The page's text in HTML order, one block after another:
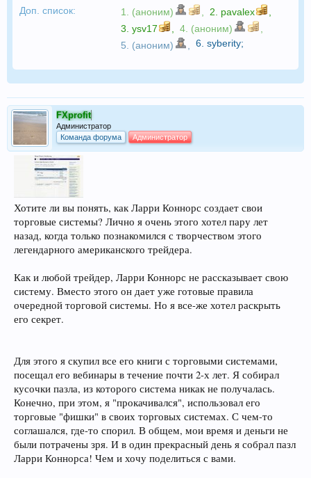
Доп. список:
1. (аноним) 2. pavalex
3. ysv17 4. (аноним)
5. (аноним)
6. syberity;
FXprofit
Администратор
Команда форума
Администратор
Хотите ли вы понять, как Ларри Коннорс создает свои
торговые системы? Лично я очень этого хотел пару лет
назад, когда только познакомился с творчеством этого
легендарного американского трейдера.
Как и любой трейдер, Ларри Коннорс не рассказывает свою
систему. Вместо этого он дает уже готовые правила
очередной торговой системы. Но я все-же хотел раскрыть
его секрет.
Для этого я скупил все его книги с торговыми системами,
посещал его вебинары в течение почти 2-х лет. Я собирал
кусочки пазла, из которого система никак не получалась.
Конечно, при этом, я "прокачивался", использовал его
торговые "фишки" в своих торговых системах. С чем-то
соглашался, где-то спорил. В общем, мои время и деньги не
были потрачены зря. И в один прекрасный день я собрал пазл
Ларри Коннорса! Чем и хочу поделиться с вами.